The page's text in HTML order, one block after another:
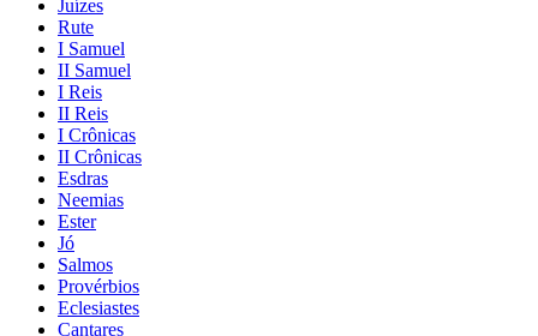
Juízes
Rute
I Samuel
II Samuel
I Reis
II Reis
I Crônicas
II Crônicas
Esdras
Neemias
Ester
Jó
Salmos
Provérbios
Eclesiastes
Cantares